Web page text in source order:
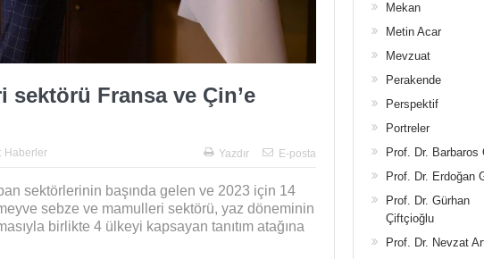
sektörü Fransa ve Çin’e
Haberler Yazdır E-posta
sektörlerinin başında gelen ve 2023 için 14
sebze ve mamulleri sektörü, yaz döneminin
birlikte 4 ülkeyi kapsayan tanıtım atağına
Mekan
Metin Acar
Mevzuat
Perakende
Perspektif
Portreler
Prof. Dr. Barbaros
Prof. Dr. Erdoğan
Prof. Dr. Gürhan
Çiftçioğlu
Prof. Dr. Nevzat